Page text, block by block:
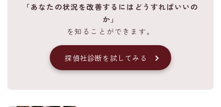
「あなたの状況を改善するにはどうすればいいの
か」
を知ることができます。
探偵社診断を試してみる